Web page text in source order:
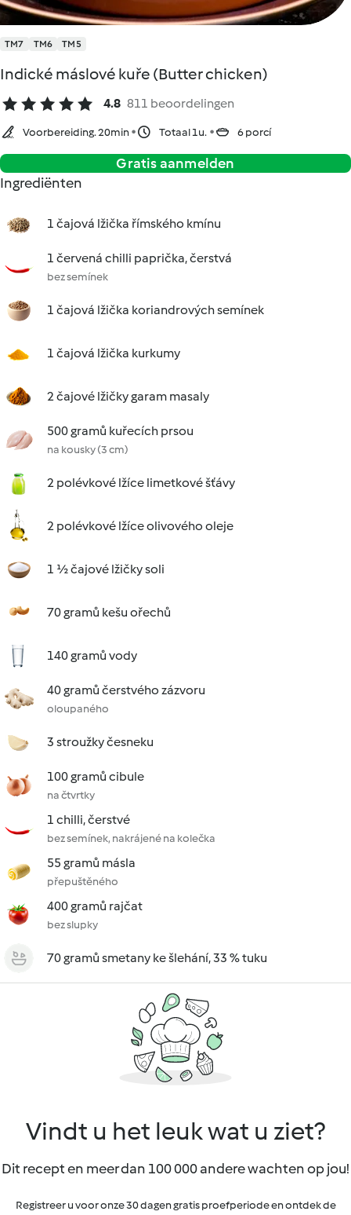
TM7 TM6 TM5
Indické máslové kuře (Butter chicken)
4.8 811 beoordelingen
Voorbereiding. 20min Totaal 1u. 6 porcí
Gratis aanmelden
Ingrediënten
1 čajová lžička římského kmínu
1 červená chilli paprička, čerstvá
bez semínek
1 čajová lžička koriandrových semínek
1 čajová lžička kurkumy
2 čajové lžičky garam masaly
500 gramů kuřecích prsou
na kousky (3 cm)
2 polévkové lžíce limetkové šťávy
2 polévkové lžíce olivového oleje
1 ½ čajové lžičky soli
70 gramů kešu ořechů
140 gramů vody
40 gramů čerstvého zázvoru
oloupaného
3 stroužky česneku
100 gramů cibule
na čtvrtky
1 chilli, čerstvé
bez semínek, nakrájené na kolečka
55 gramů másla
přepuštěného
400 gramů rajčat
bez slupky
70 gramů smetany ke šlehání, 33 % tuku
Vindt u het leuk wat u ziet?
Dit recept en meer dan 100 000 andere wachten op jou!
Registreer u voor onze 30 dagen gratis proefperiode en ontdek de